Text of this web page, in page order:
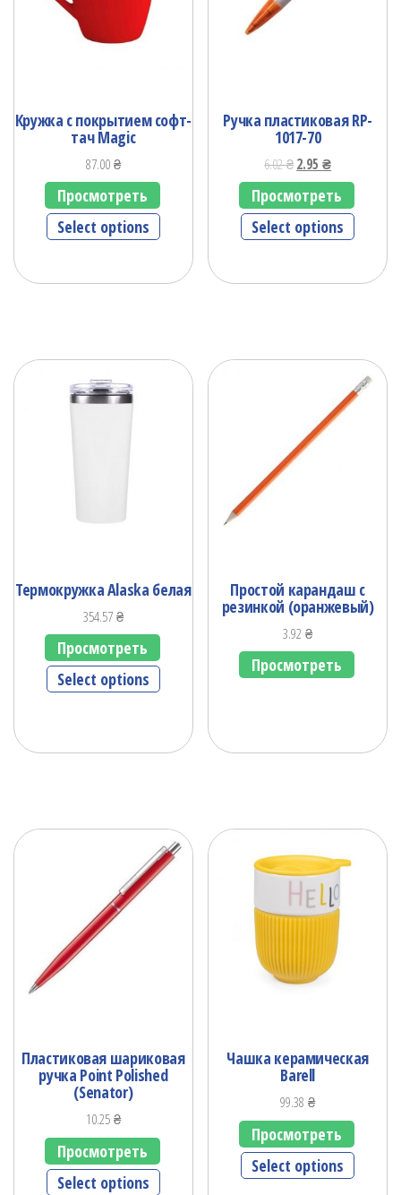
Кружка с покрытием софт-
тач Magic
87.00₴
Просмотреть
Select options
Ручка пластиковая RP-
1017-70
6.02₴2.95₴
Просмотреть
Select options
Термокружка Alaska белая
354.57₴
Просмотреть
Select options
Простой карандаш с
резинкой (оранжевый)
3.92₴
Просмотреть
Пластиковая шариковая
ручка Point Polished
(Senator)
10.25₴
Просмотреть
Select options
Чашка керамическая
Barell
99.38₴
Просмотреть
Select options